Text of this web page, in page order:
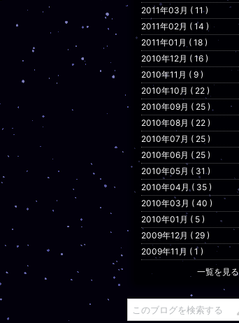
2011年03月 ( 11 )
2011年02月 ( 14 )
2011年01月 ( 18 )
2010年12月 ( 16 )
2010年11月 ( 9 )
2010年10月 ( 22 )
2010年09月 ( 25 )
2010年08月 ( 22 )
2010年07月 ( 25 )
2010年06月 ( 25 )
2010年05月 ( 31 )
2010年04月 ( 35 )
2010年03月 ( 40 )
2010年01月 ( 5 )
2009年12月 ( 29 )
2009年11月 ( 1 )
一覧を見る